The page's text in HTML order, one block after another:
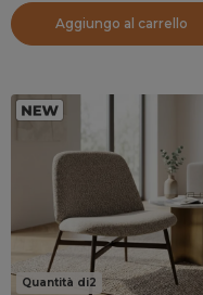
Aggiungo al carrello
Quantità di2